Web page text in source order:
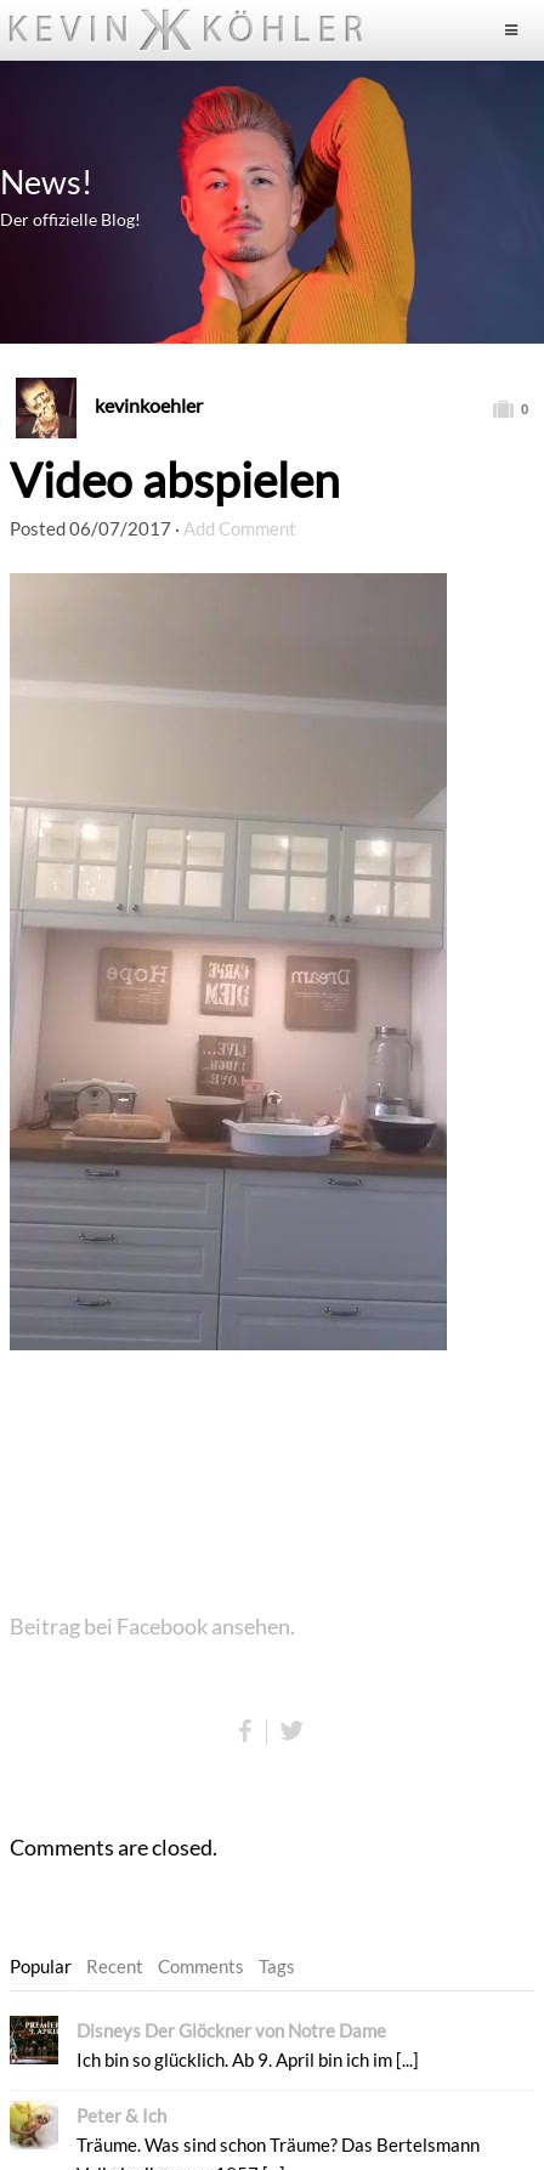
News!
Der offizielle Blog!
kevinkoehler 0
Video abspielen
Posted06/07/2017 · Add Comment
Beitrag bei Facebook ansehen.
Comments are closed.
Popular Recent Comments Tags
Disneys Der Glöckner von Notre Dame
Ich bin so glücklich. Ab 9. April bin ich im [...]
Peter & Ich
Träume. Was sind schon Träume? Das Bertelsmann